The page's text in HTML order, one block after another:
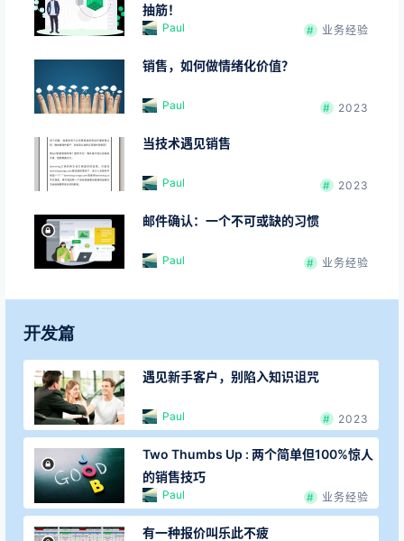
抽筋！
Paul 业务经验
销售，如何做情绪化价值？
Paul 2023
当技术遇见销售
Paul 2023
邮件确认：一个不可或缺的习惯
Paul 业务经验
开发篇
遇见新手客户，别陷入知识诅咒
Paul 2023
Two Thumbs Up : 两个简单但100%惊人
的销售技巧
Paul 业务经验
有一种报价叫乐此不疲